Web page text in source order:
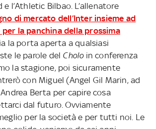
l’Athletic Bilbao. L’allenatore
di mercato dell’Inter insieme ad
la panchina della prossima
la porta aperta a qualsiasi
le parole del Choloin conferenza
la stagione, poi sicuramente
con Miguel (Angel Gil Marin, ad
Berta per capire cosa
dal futuro. Ovviamente
per la società e per tutti noi. Le